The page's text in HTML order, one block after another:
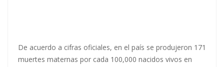
De acuerdo a cifras oficiales, en el país se produjeron 171
muertes maternas por cada 100,000 nacidos vivos en